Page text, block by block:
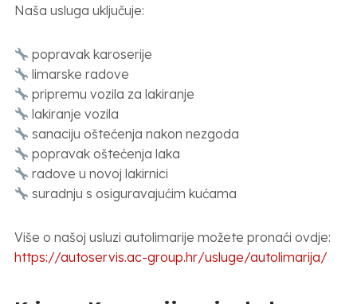
Naša usluga uključuje:
popravak karoserije
limarske radove
pripremu vozila za lakiranje
lakiranje vozila
sanaciju oštećenja nakon nezgoda
popravak oštećenja laka
radove u novoj lakirnici
suradnju s osiguravajućim kućama
Više o našoj usluzi autolimarije možete pronaći ovdje:
https://autoservis.ac-group.hr/usluge/autolimarija/